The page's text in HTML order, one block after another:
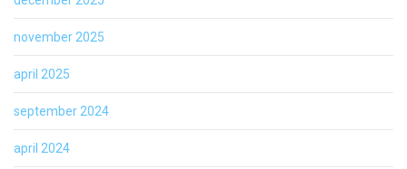
november 2025
april 2025
september 2024
april 2024